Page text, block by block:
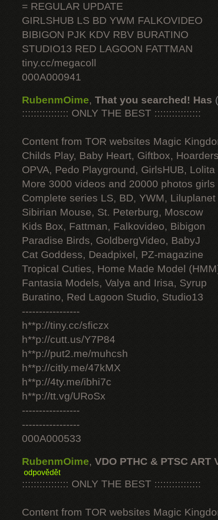
= REGULAR UPDATE
GIRLSHUB LS BD YWM FALKOVIDEO
BIBIGON PJK KDV RBV BURATINO
STUDIO13 RED LAGOON FATTMAN
tiny.cc/megacoll
000A000941
RubenmOime, That you searched! Has
:::::::::::::::: ONLY THE BEST ::::::::::::::::
Content from TOR websites Magic
Childs Play, Baby Heart, Giftbox,
OPVA, Pedo Playground, GirlsHUB, Lolita
More 3000 videos and 20000 photos
Complete series LS, BD, YWM, Liluplanet
Sibirian Mouse, St. Peterburg, Moscow
Kids Box, Fattman, Falkovideo, Bibigon
Paradise Birds, GoldbergVideo, BabyJ
Cat Goddess, Deadpixel, PZ-magazine
Tropical Cuties, Home Made Model
Fantasia Models, Valya and Irisa, Syrup
Buratino, Red Lagoon Studio, Studio13
-----------------
h**p://tiny.cc/sficzx
h**p://cutt.us/Y7P84
h**p://put2.me/muhcsh
h**p://citly.me/47kMX
h**p://4ty.me/ibhi7c
h**p://tt.vg/URoSx
-----------------
-----------------
000A000533
RubenmOime, VDO PTHC & PTSC ART
odpovědět
:::::::::::::::: ONLY THE BEST ::::::::::::::::
Content from TOR websites Magic